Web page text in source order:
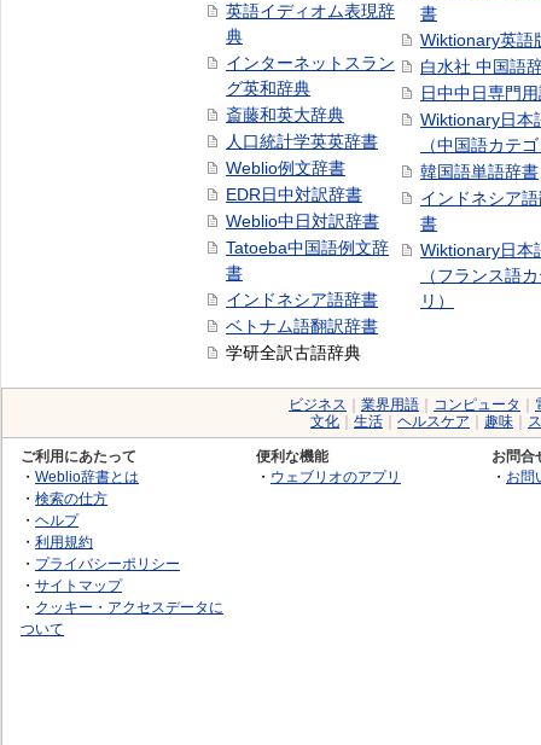
英語イディオム表現辞
典
インターネットスラン
グ英和辞典
斎藤和英大辞典
人口統計学英英辞書
Weblio例文辞書
EDR日中対訳辞書
Weblio中日対訳辞書
Tatoeba中国語例文辞
書
インドネシア語辞書
ベトナム語翻訳辞書
学研全訳古語辞典
書
Wiktionary英語
白水社 中国語
日中中日専門
Wiktionary日本
（中国語カテ
韓国語単語辞書
インドネシア
書
Wiktionary日本
（フランス語
リ）
ビジネス 業界用語 コンピュータ
文化
生活 ヘルスケア 趣味
ご利用にあたって
・ Weblio辞書とは
・ 検索の仕方
・ ヘルプ
・ 利用規約
・ プライバシーポリシー
・ サイトマップ
・ クッキー・アクセスデータに
ついて
便利な機能
・ ウェブリオのアプリ
お問合
・ お問